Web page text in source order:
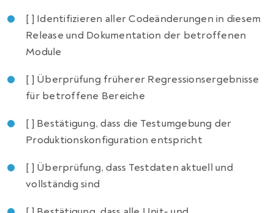
[ ] Identifizieren aller Codeänderungen in diesem
Release und Dokumentation der betroffenen
Module
[ ] Überprüfung früherer Regressionsergebnisse
für betroffene Bereiche
[ ] Bestätigung, dass die Testumgebung der
Produktionskonfiguration entspricht
[ ] Überprüfung, dass Testdaten aktuell und
vollständig sind